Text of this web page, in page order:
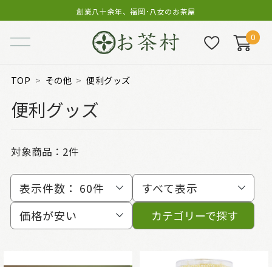
創業八十余年、福岡･八女のお茶屋
0
TOP その他 便利グッズ
便利グッズ
対象商品： 2件
表示件数： 60件
すべて表示
価格が安い
カテゴリーで探す